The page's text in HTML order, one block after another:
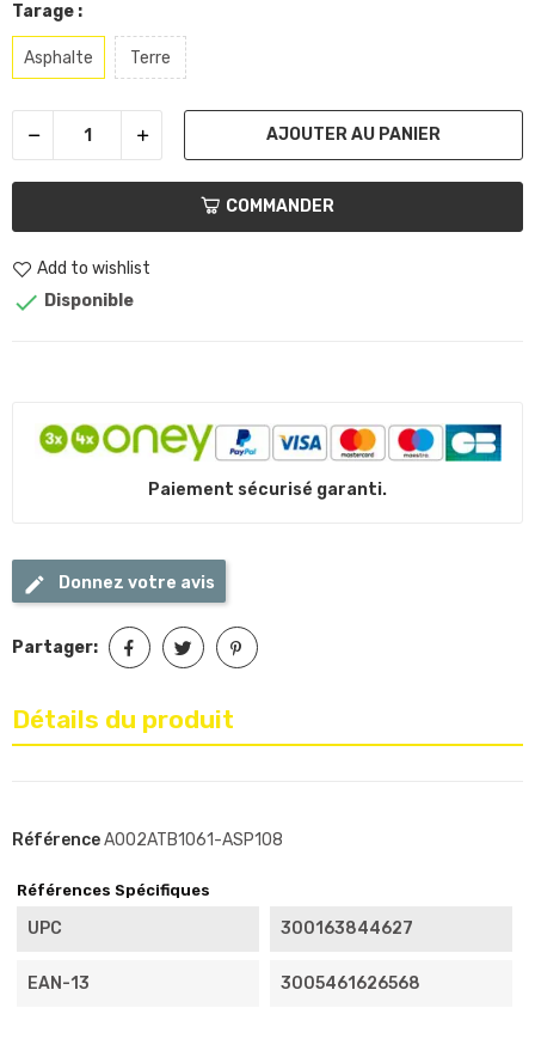
Tarage :
Asphalte Terre
AJOUTER AU PANIER
COMMANDER
Add to wishlist
 Disponible
Paiement sécurisé garanti.
Donnez votre avis
Partager:
Détails du produit
RéférenceA002ATB1061-ASP108
Références Spécifiques
UPC 300163844627
EAN-13 3005461626568